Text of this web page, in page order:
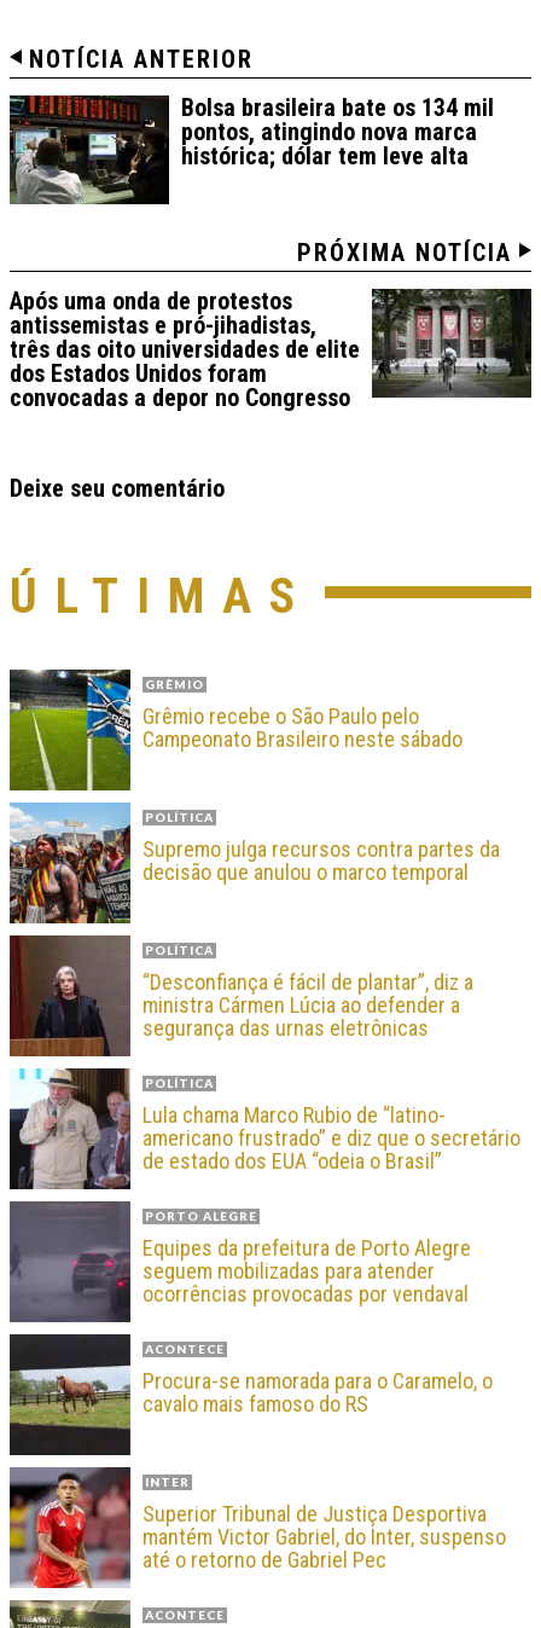
NOTÍCIA ANTERIOR
Bolsa brasileira bate os 134 mil
pontos, atingindo nova marca
histórica; dólar tem leve alta
PRÓXIMA NOTÍCIA
Após uma onda de protestos
antissemistas e pró-jihadistas,
três das oito universidades de elite
dos Estados Unidos foram
convocadas a depor no Congresso
Deixe seu comentário
ÚLTIMAS
GRÊMIO
Grêmio recebe o São Paulo pelo
Campeonato Brasileiro neste sábado
POLÍTICA
Supremo julga recursos contra partes da
decisão que anulou o marco temporal
POLÍTICA
“Desconfiança é fácil de plantar”, diz a
ministra Cármen Lúcia ao defender a
segurança das urnas eletrônicas
POLÍTICA
Lula chama Marco Rubio de “latino-
americano frustrado” e diz que o secretário
de estado dos EUA “odeia o Brasil”
PORTO ALEGRE
Equipes da prefeitura de Porto Alegre
seguem mobilizadas para atender
ocorrências provocadas por vendaval
ACONTECE
Procura-se namorada para o Caramelo, o
cavalo mais famoso do RS
INTER
Superior Tribunal de Justiça Desportiva
mantém Victor Gabriel, do Inter, suspenso
até o retorno de Gabriel Pec
ACONTECE